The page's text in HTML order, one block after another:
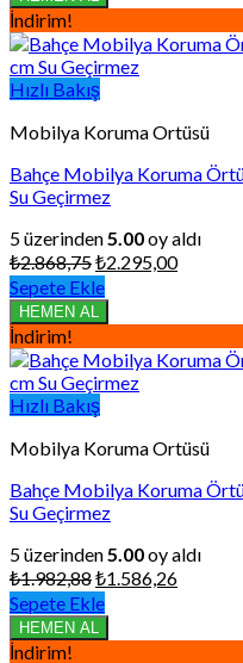
İndirim!
Hızlı Bakış
Mobilya Koruma Ortüsü
Bahçe Mobilya Koruma
Su Geçirmez
5 üzerinden 5.00oy aldı
₺2.868,75Orijinal
fiyat:
₺2.868,75.
₺2.295,00Şu
Sepete Ekle
HEMEN AL
İndirim!
Hızlı Bakış
Mobilya Koruma Ortüsü
Bahçe Mobilya Koruma
Su Geçirmez
5 üzerinden 5.00oy aldı
₺1.982,88Orijinal
fiyat:
₺1.982,88.
₺1.586,26
Sepete Ekle
HEMEN AL
İndirim!